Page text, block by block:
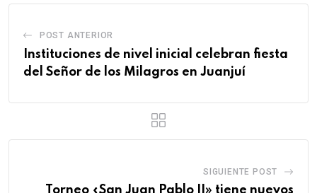
POST ANTERIOR
Instituciones de nivel inicial celebran fiesta
del Señor de los Milagros en Juanjuí
SIGUIENTE POST
Torneo «San Juan Pablo II» tiene nuevos